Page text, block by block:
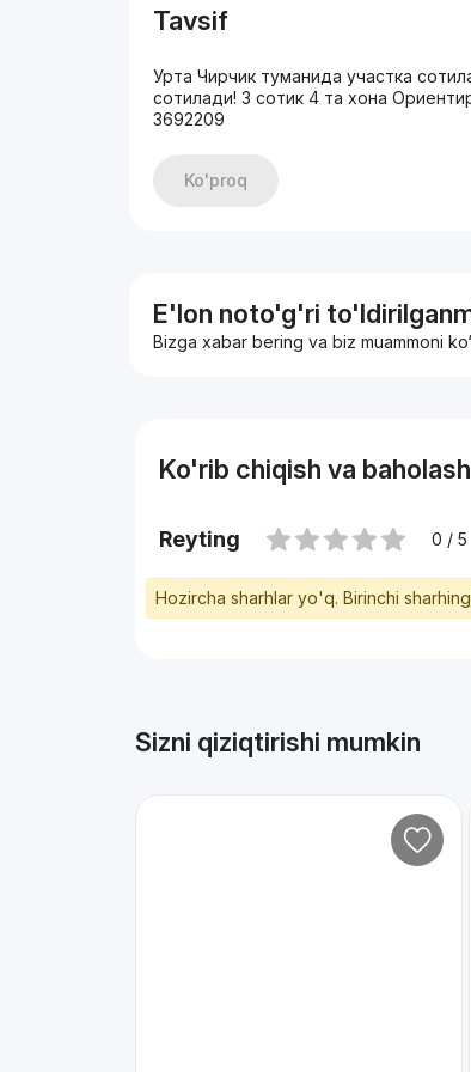
Tavsif
Урта Чирчик туманида участка
сотилади! 3 сотик 4 та хона
3692209
Ko'proq
E'lon noto'g'ri
Bizga xabar bering va biz muammoni
Ko'rib chiqish va baholash
Reyting 0 / 5
Hozircha sharhlar yo'q. Birinchi
Sizni qiziqtirishi mumkin